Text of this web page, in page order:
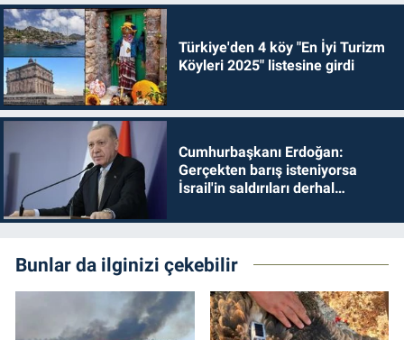
Türkiye'den 4 köy "En İyi Turizm
Köyleri 2025" listesine girdi
Cumhurbaşkanı Erdoğan:
Gerçekten barış isteniyorsa
İsrail'in saldırıları derhal
Bunlar da ilginizi çekebilir